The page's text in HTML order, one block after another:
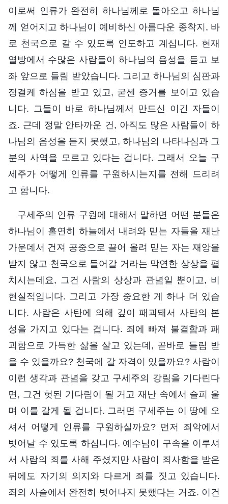
이로써 인류가 완전히 하나님께로 돌아오고 하나님
께 얻어지고 하나님이 예비하신 아름다운 종착지, 바
로 천국으로 갈 수 있도록 인도하고 계십니다. 현재
열방에서 수많은 사람들이 하나님의 음성을 듣고 보
좌 앞으로 들림 받았습니다. 그리고 하나님의 심판과
정결케 하심을 받고 있고, 굳센 증거를 보이고 있습
니다. 그들이 바로 하나님께서 만드신 이긴 자들이
죠. 근데 정말 안타까운 건, 아직도 많은 사람들이 하
나님의 음성을 듣지 못했고, 하나님의 나타나심과 그
분의 사역을 모르고 있다는 겁니다. 그래서 오늘 구
세주가 어떻게 인류를 구원하시는지를 전해 드리려
고 합니다.
구세주의 인류 구원에 대해서 말하면 어떤 분들은
하나님이 홀연히 하늘에서 내려와 믿는 자들을 재난
가운데서 건져 공중으로 끌어 올려 믿는 자는 재앙을
받지 않고 천국으로 들어갈 거라는 막연한 상상을 펼
치시는데요, 그건 사람의 상상과 관념일 뿐이고, 비
현실적입니다. 그리고 가장 중요한 게 하나 더 있습
니다. 사람은 사탄에 의해 깊이 패괴돼서 사탄의 본
성을 가지고 있다는 겁니다. 죄에 빠져 불결함과 패
괴함으로 가득한 삶을 살고 있는데, 곧바로 들림 받
을 수 있을까요? 천국에 갈 자격이 있을까요? 사람이
이런 생각과 관념을 갖고 구세주의 강림을 기다린다
면, 그건 헛된 기다림이 될 거고 재난 속에서 슬피 울
며 이를 갈게 될 겁니다. 그러면 구세주는 이 땅에 오
셔서 어떻게 인류를 구원하실까요? 먼저 죄악에서
벗어날 수 있도록 하십니다. 예수님이 구속을 이루셔
서 사람의 죄를 사해 주셨지만 사람이 죄사함을 받은
뒤에도 자기의 의지와 다르게 죄를 짓고 있습니다.
죄의 사슬에서 완전히 벗어나지 못했다는 거죠. 이건